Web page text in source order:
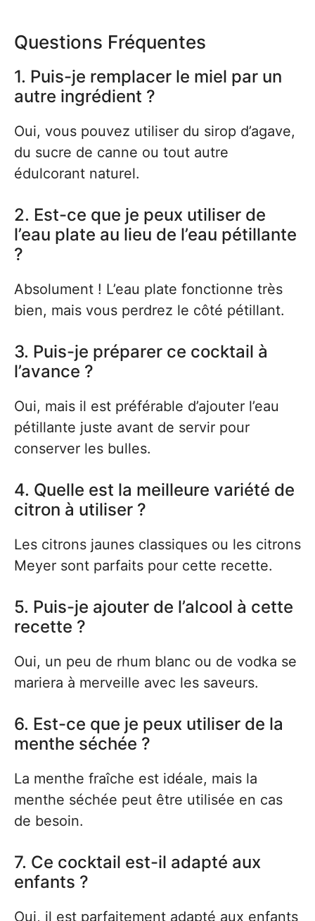
Questions Fréquentes
1. Puis-je remplacer le miel par un
autre ingrédient ?
Oui, vous pouvez utiliser du sirop d’agave,
du sucre de canne ou tout autre
édulcorant naturel.
2. Est-ce que je peux utiliser de
l’eau plate au lieu de l’eau pétillante
?
Absolument ! L’eau plate fonctionne très
bien, mais vous perdrez le côté pétillant.
3. Puis-je préparer ce cocktail à
l’avance ?
Oui, mais il est préférable d’ajouter l’eau
pétillante juste avant de servir pour
conserver les bulles.
4. Quelle est la meilleure variété de
citron à utiliser ?
Les citrons jaunes classiques ou les citrons
Meyer sont parfaits pour cette recette.
5. Puis-je ajouter de l’alcool à cette
recette ?
Oui, un peu de rhum blanc ou de vodka se
mariera à merveille avec les saveurs.
6. Est-ce que je peux utiliser de la
menthe séchée ?
La menthe fraîche est idéale, mais la
menthe séchée peut être utilisée en cas
de besoin.
7. Ce cocktail est-il adapté aux
enfants ?
Oui, il est parfaitement adapté aux enfants